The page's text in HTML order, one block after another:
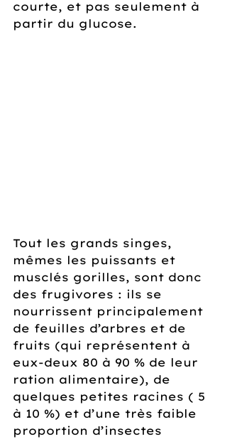
courte, et pas seulement à
partir du glucose.
Tout les grands singes,
mêmes les puissants et
musclés gorilles, sont donc
des frugivores : ils se
nourrissent principalement
de feuilles d’arbres et de
fruits (qui représentent à
eux-deux 80 à 90 % de leur
ration alimentaire), de
quelques petites racines ( 5
à 10 %) et d’une très faible
proportion d’insectes